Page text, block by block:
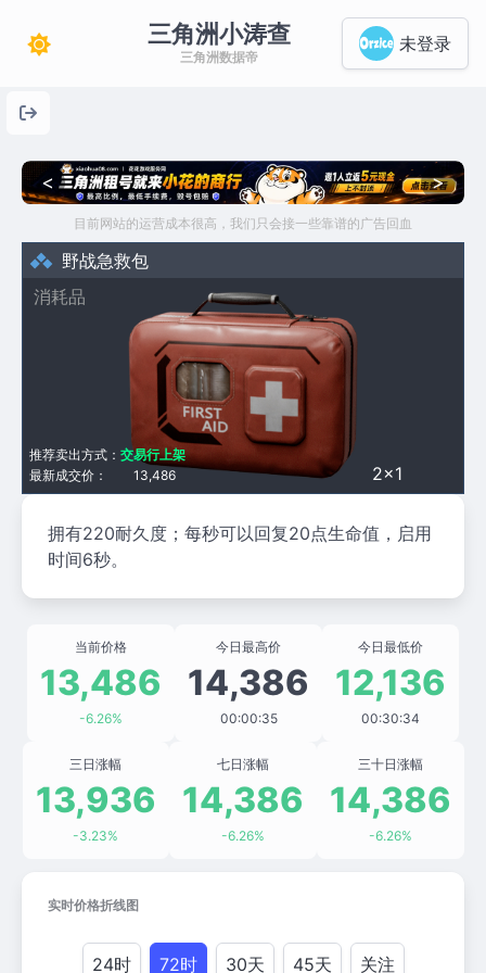
三角洲小涛查
三角洲数据帝
未登录
< >
目前网站的运营成本很高，我们只会接一些靠谱的广告回血
野战急救包
消耗品
2×1
最新成交价： 13,486
推荐卖出方式： 交易行上架
拥有220耐久度；每秒可以回复20点生命值，启用
时间6秒。
当前价格
13,486
-6.26%
今日最高价
14,386
00:00:35
今日最低价
12,136
00:30:34
三日涨幅
13,936
-3.23%
七日涨幅
14,386
-6.26%
三十日涨幅
14,386
-6.26%
实时价格折线图
24时 72时 30天 45天 关注